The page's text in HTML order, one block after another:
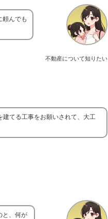
不動産について知りたい
頼んでも
てる工事をお願いされて、大工
と、何が